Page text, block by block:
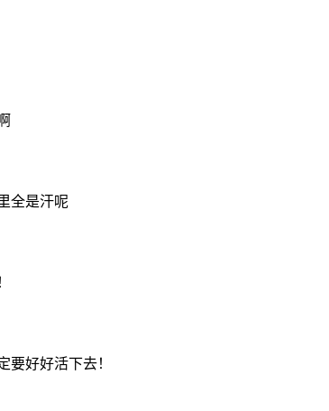
全是汗呢
要好好活下去！